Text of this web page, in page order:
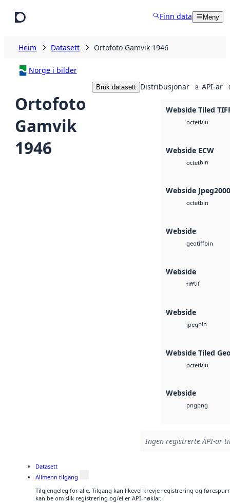
Finn data Meny
Heim Datasett Ortofoto Gamvik 1946
Norge i bilder
Ortofoto
Gamvik
1946
Bruk datasett Distribusjonar 8 API-ar
Webside Tiled
octetbin
Webside ECW
octetbin
Webside Jpeg2000
octetbin
Webside
geotiffbin
Webside
tifftif
Webside
jpegbin
Webside Tiled
octetbin
Webside
pngpng
Ingen registrerte API-ar
Datasett
Allmenn tilgang
Tilgjengeleg for alle. Tilgang kan likevel krevje registrering og
kan be om slik registrering og/eller API-nøklar.